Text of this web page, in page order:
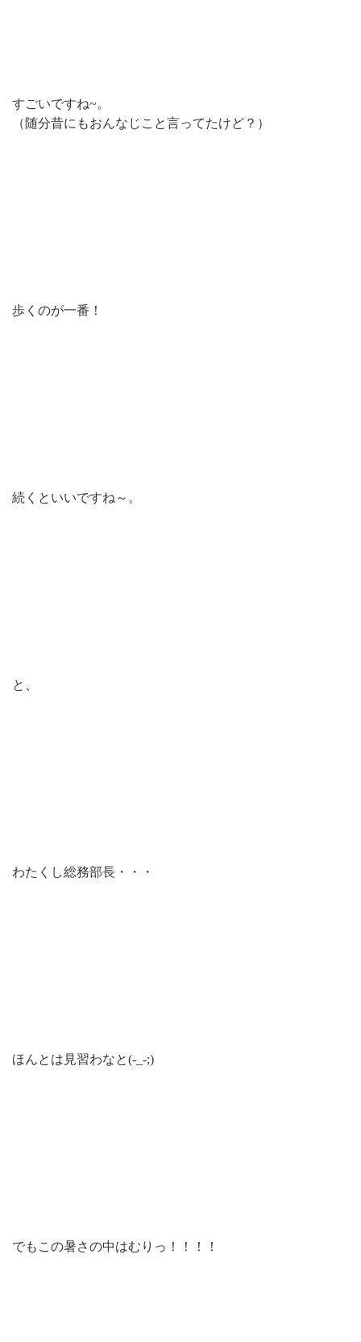
すごいですね~。
（随分昔にもおんなじこと言ってたけど？）
歩くのが一番！
続くといいですね～。
と、
わたくし総務部長・・・
ほんとは見習わなと(-_-;)
でもこの暑さの中はむりっ！！！！